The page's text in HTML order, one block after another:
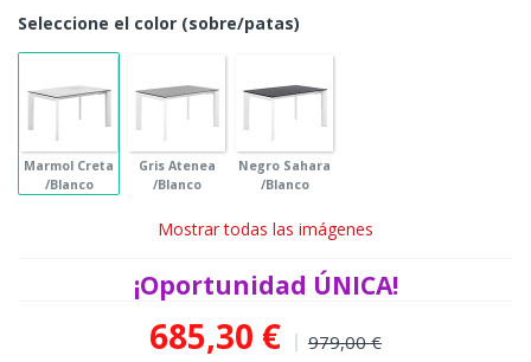
Seleccione el color (sobre/patas)
Marmol Creta
/Blanco
Gris Atenea
/Blanco
Negro Sahara
/Blanco
Mostrar todas las imágenes
¡Oportunidad ÚNICA!
685,30 € 979,00 €